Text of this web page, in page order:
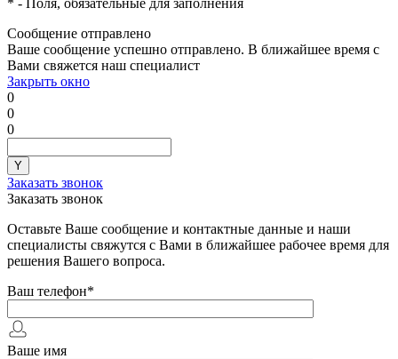
* - Поля, обязательные для заполнения
Сообщение отправлено
Ваше сообщение успешно отправлено. В ближайшее время с
Вами свяжется наш специалист
Закрыть окно
0
0
0
Заказать звонок
Заказать звонок
Оставьте Ваше сообщение и контактные данные и наши
специалисты свяжутся с Вами в ближайшее рабочее время для
решения Вашего вопроса.
Ваш телефон*
Ваше имя